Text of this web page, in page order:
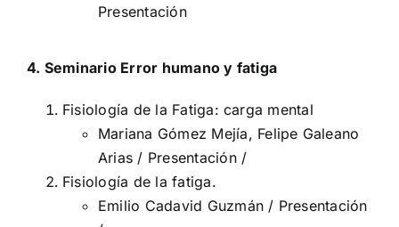
Presentación
4. Seminario Error humano y fatiga
Fisiología de la Fatiga: carga mental
Mariana Gómez Mejía, Felipe Galeano
Arias / Presentación/
Fisiología de la fatiga.
Emilio Cadavid Guzmán / Presentación